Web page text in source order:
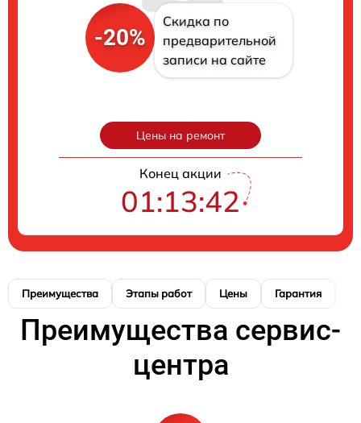
-20%
Скидка по
предварительной
записи на сайте
Цены на ремонт
Конец акции
01:13:41
Преимущества Этапы работ Цены Гарантия
Преимущества сервис-
центра